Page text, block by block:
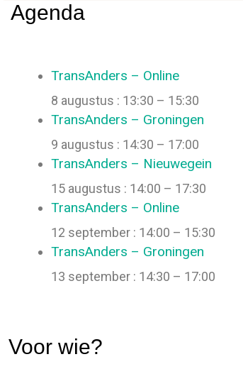
Agenda
TransAnders – Online
8 augustus : 13:30 – 15:30
TransAnders – Groningen
9 augustus : 14:30 – 17:00
TransAnders – Nieuwegein
15 augustus : 14:00 – 17:30
TransAnders – Online
12 september : 14:00 – 15:30
TransAnders – Groningen
13 september : 14:30 – 17:00
Voor wie?